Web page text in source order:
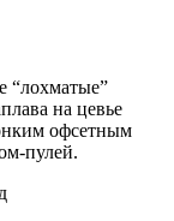
“лохматые”
на цевье
офсетным
пулей.